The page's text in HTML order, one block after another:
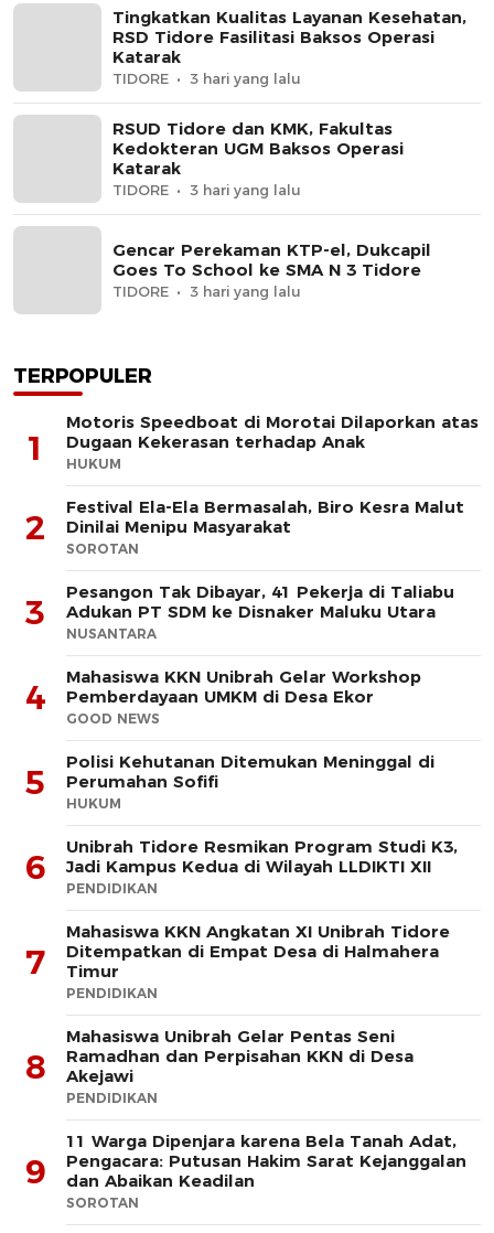
Tingkatkan Kualitas Layanan Kesehatan,
RSD Tidore Fasilitasi Baksos Operasi
Katarak
TIDORE 3 hari yang lalu
RSUD Tidore dan KMK, Fakultas
Kedokteran UGM Baksos Operasi
Katarak
TIDORE 3 hari yang lalu
Gencar Perekaman KTP-el, Dukcapil
Goes To School ke SMA N 3 Tidore
TIDORE 3 hari yang lalu
TERPOPULER
1
Motoris Speedboat di Morotai Dilaporkan atas
Dugaan Kekerasan terhadap Anak
HUKUM
2
Festival Ela-Ela Bermasalah, Biro Kesra Malut
Dinilai Menipu Masyarakat
SOROTAN
3
Pesangon Tak Dibayar, 41 Pekerja di Taliabu
Adukan PT SDM ke Disnaker Maluku Utara
NUSANTARA
4
Mahasiswa KKN Unibrah Gelar Workshop
Pemberdayaan UMKM di Desa Ekor
GOOD NEWS
5
Polisi Kehutanan Ditemukan Meninggal di
Perumahan Sofifi
HUKUM
6
Unibrah Tidore Resmikan Program Studi K3,
Jadi Kampus Kedua di Wilayah LLDIKTI XII
PENDIDIKAN
7
Mahasiswa KKN Angkatan XI Unibrah Tidore
Ditempatkan di Empat Desa di Halmahera
Timur
PENDIDIKAN
8
Mahasiswa Unibrah Gelar Pentas Seni
Ramadhan dan Perpisahan KKN di Desa
Akejawi
PENDIDIKAN
9
11 Warga Dipenjara karena Bela Tanah Adat,
Pengacara: Putusan Hakim Sarat Kejanggalan
dan Abaikan Keadilan
SOROTAN